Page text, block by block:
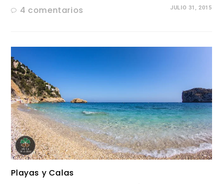
4 comentarios JULIO 31, 2015
Playas y Calas